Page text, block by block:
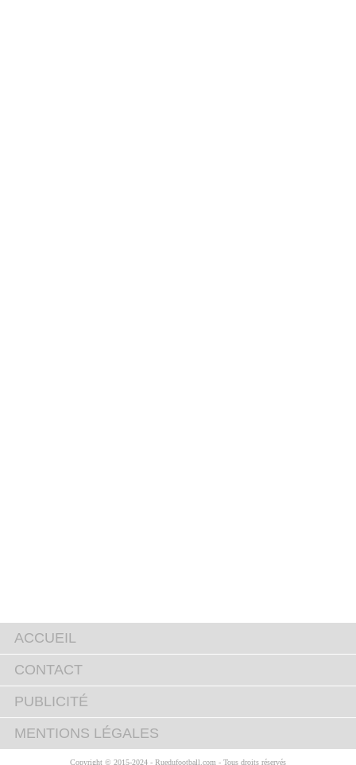
ACCUEIL
CONTACT
PUBLICITÉ
MENTIONS LÉGALES
Copyright © 2015-2024 - Ruedufootball.com - Tous droits réservés